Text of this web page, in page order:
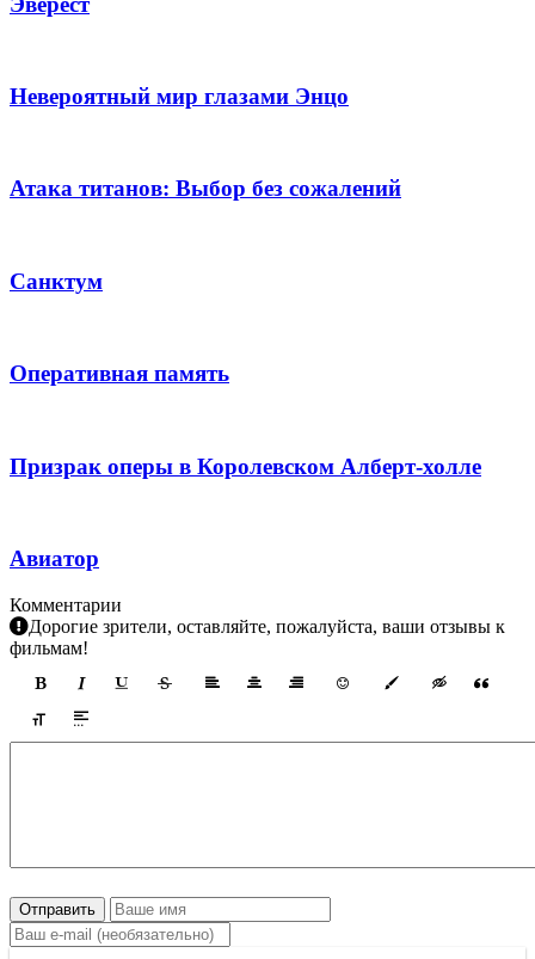
Невероятный мир глазами Энцо
Атака титанов: Выбор без сожалений
Санктум
Оперативная память
Призрак оперы в Королевском Алберт-холле
Авиатор
Комментарии
Дорогие зрители, оставляйте, пожалуйста, ваши отзывы к
фильмам!
Отправить